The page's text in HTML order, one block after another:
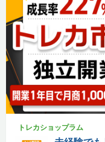
トレカショップラム